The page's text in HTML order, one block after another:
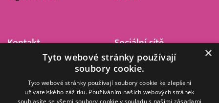
Kontakt
Barrandov Televizní Studio,
Kříženeckého nám. 322
152 00 Praha 5
Sociální sítě
×
Tyto webové stránky používají
soubory cookie.
Tyto webové stránky používají soubory cookie ke zlepšení
uživatelského zážitku. Používáním našich webových stránek
souhlasíte se všemi soubory cookie v souladu s našimi zásadami